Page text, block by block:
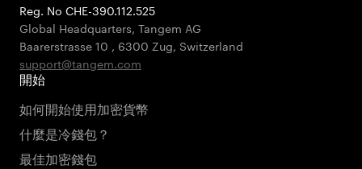
Reg. No CHE-390.112.525
Global Headquarters, Tangem AG
Baarerstrasse 10 , 6300 Zug, Switzerland
support@tangem.com
開始
如何開始使用加密貨幣
什麼是冷錢包？
最佳加密錢包